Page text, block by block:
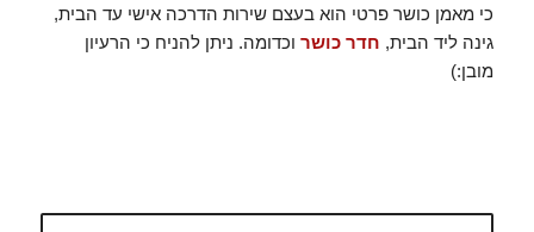
כי מאמן כושר פרטי הוא בעצם שירות הדרכה אישי עד הבית,
גינה ליד הבית, חדר כושרוכדומה. ניתן להניח כי הרעיון
מובן:)